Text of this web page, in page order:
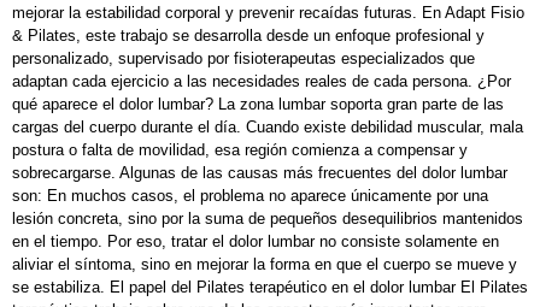
mejorar la estabilidad corporal y prevenir recaídas futuras. En Adapt Fisio
& Pilates, este trabajo se desarrolla desde un enfoque profesional y
personalizado, supervisado por fisioterapeutas especializados que
adaptan cada ejercicio a las necesidades reales de cada persona. ¿Por
qué aparece el dolor lumbar? La zona lumbar soporta gran parte de las
cargas del cuerpo durante el día. Cuando existe debilidad muscular, mala
postura o falta de movilidad, esa región comienza a compensar y
sobrecargarse. Algunas de las causas más frecuentes del dolor lumbar
son: En muchos casos, el problema no aparece únicamente por una
lesión concreta, sino por la suma de pequeños desequilibrios mantenidos
en el tiempo. Por eso, tratar el dolor lumbar no consiste solamente en
aliviar el síntoma, sino en mejorar la forma en que el cuerpo se mueve y
se estabiliza. El papel del Pilates terapéutico en el dolor lumbar El Pilates